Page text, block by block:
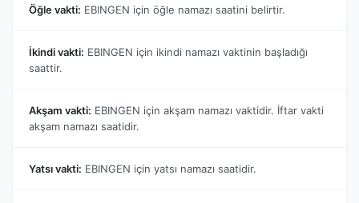
Öğle vakti: EBINGEN için öğle namazı saatini belirtir.
İkindi vakti: EBINGEN için ikindi namazı vaktinin başladığı
saattir.
Akşam vakti: EBINGEN için akşam namazı vaktidir. İftar vakti
akşam namazı saatidir.
Yatsı vakti: EBINGEN için yatsı namazı saatidir.